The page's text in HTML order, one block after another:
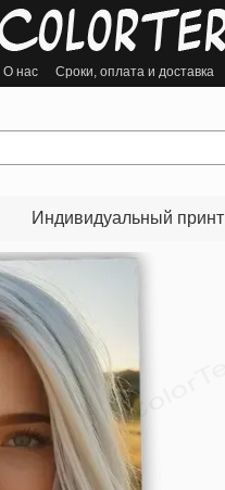
О нас Сроки, оплата и доставка
Индивидуальный принт